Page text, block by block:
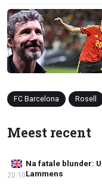
FC Barcelona Rosell
Meest recent
Na fatale blunder:
Lammens
20:10